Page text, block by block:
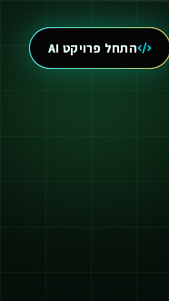
התחל פרויקט AI